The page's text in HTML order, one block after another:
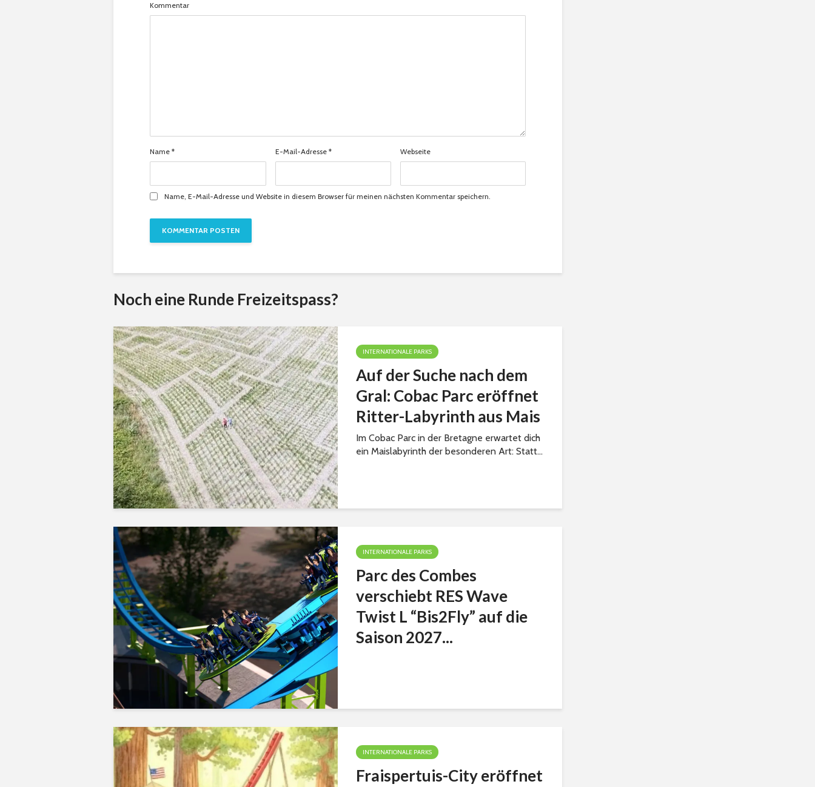
Kommentar
Name * E-Mail-Adresse * Webseite
Name, E-Mail-Adresse und Website in diesem Browser für meinen nächsten Kommentar speichern.
Noch eine Runde Freizeitspass?
INTERNATIONALE PARKS
Auf der Suche nach dem
Gral: Cobac Parc eröffnet
Ritter-Labyrinth aus Mais
Im Cobac Parc in der Bretagne erwartet dich
ein Maislabyrinth der besonderen Art: Statt...
INTERNATIONALE PARKS
Parc des Combes
verschiebt RES Wave
Twist L “Bis2Fly” auf die
Saison 2027...
INTERNATIONALE PARKS
Fraispertuis-City eröffnet